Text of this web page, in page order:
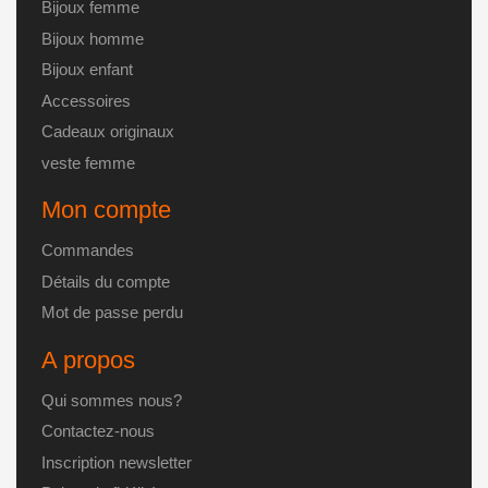
Bijoux femme
Bijoux homme
Bijoux enfant
Accessoires
Cadeaux originaux
veste femme
Mon compte
Commandes
Détails du compte
Mot de passe perdu
A propos
Qui sommes nous?
Contactez-nous
Inscription newsletter